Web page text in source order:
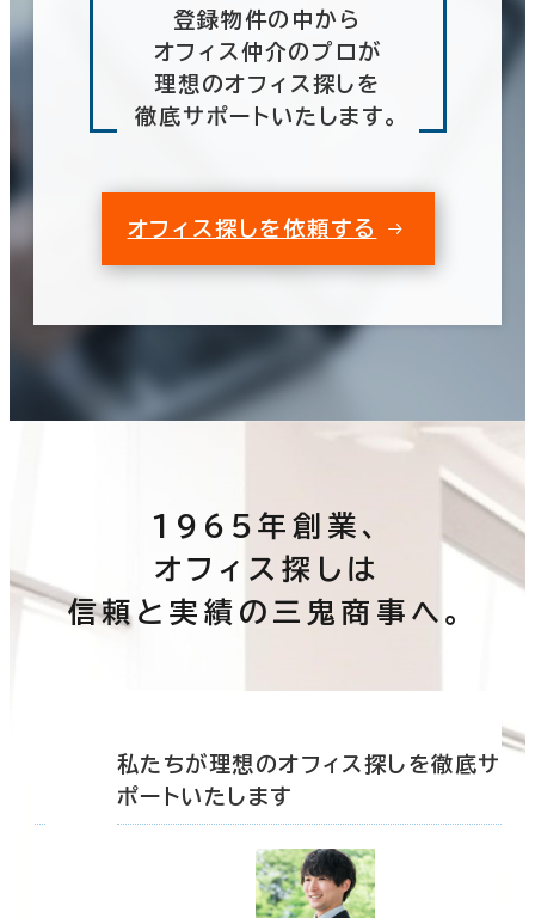
登録物件の中から
オフィス仲介のプロが
理想のオフィス探しを
徹底サポートいたします。
オフィス探しを依頼する
1965年創業、
オフィス探しは
信頼と実績の三鬼商事へ。
私たちが理想のオフィス探しを徹底サ
ポートいたします